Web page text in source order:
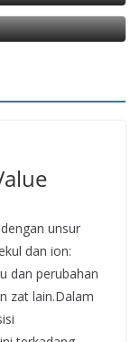
unsur
dan ion:
dan perubahan
zat lain.Dalam